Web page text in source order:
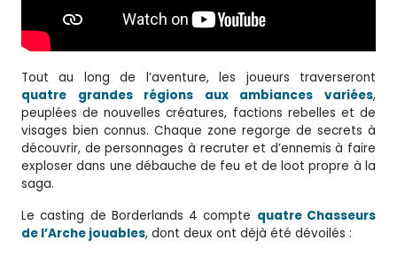
Tout au long de l’aventure, les joueurs traverseront
quatre grandes régions aux ambiances variées,
peuplées de nouvelles créatures, factions rebelles et de
visages bien connus. Chaque zone regorge de secrets à
découvrir, de personnages à recruter et d’ennemis à faire
exploser dans une débauche de feu et de loot propre à la
saga.
Le casting de Borderlands 4 compte quatre Chasseurs
de l’Arche jouables, dont deux ont déjà été dévoilés :